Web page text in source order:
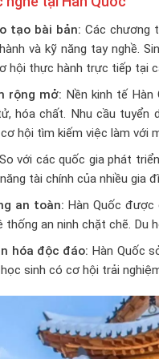
tạo bài bản:Các chương
và kỹ năng tay nghề.
hội thực hành trực tiếp tại
rộng mở: Nền kinh tế
hóa chất. Nhu cầu tuyển
hội tìm kiếm việc làm với
So với các quốc gia phát
tài chính của nhiều gia
an toàn: Hàn Quốc
thống an ninh chặt chẽ. Du
hóa độc đáo: Hàn Quốc
sinh có cơ hội trải